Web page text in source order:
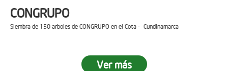
CONGRUPO
Siembra de 150 arboles de CONGRUPO en el Cota - Cundinamarca
Ver más